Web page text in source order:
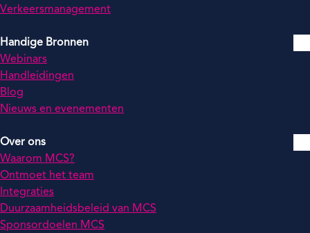
Verkeersmanagement
Handige Bronnen
Webinars
Handleidingen
Blog
Nieuws en evenementen
Over ons
Waarom MCS?
Ontmoet het team
Integraties
Duurzaamheidsbeleid van MCS
Sponsordoelen MCS